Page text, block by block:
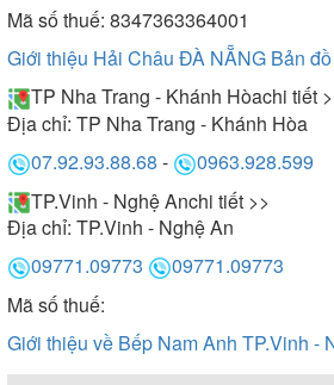
Mã số thuế: 8347363364001
Giới thiệu Hải Châu ĐÀ NẴNG Bản đồ
TP Nha Trang - Khánh Hòachi tiết
Địa chỉ: TP Nha Trang - Khánh Hòa
07.92.93.88.68 -
0963.928.599
TP.Vinh - Nghệ Anchi tiết >>
Địa chỉ: TP.Vinh - Nghệ An
09771.09773
09771.09773
Mã số thuế:
Giới thiệu về Bếp Nam Anh TP.Vinh -